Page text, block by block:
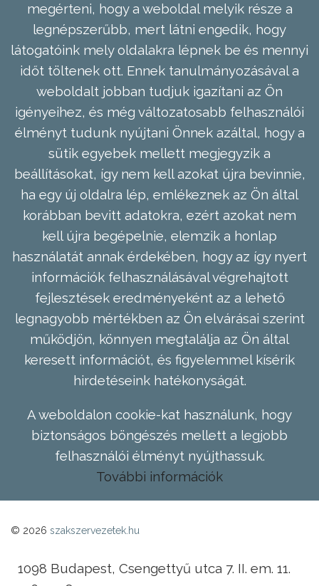
megérteni, hogy a weboldal melyik része a
legnépszerűbb, mert látni engedik, hogy
látogatóink mely oldalakra lépnek be és mennyi
időt töltenek ott. Ennek tanulmányozásával a
weboldalt jobban tudjuk igazítani az Ön
igényeihez, és még változatosabb felhasználói
élményt tudunk nyújtani Önnek azáltal, hogy a
sütik egyebek mellett megjegyzik a
beállításokat, így nem kell azokat újra bevinnie,
ha egy új oldalra lép, emlékeznek az Ön által
korábban bevitt adatokra, ezért azokat nem
kell újra begépelnie, elemzik a honlap
használatát annak érdekében, hogy az így nyert
információk felhasználásával végrehajtott
fejlesztések eredményeként az a lehető
legnagyobb mértékben az Ön elvárásai szerint
működjön, könnyen megtalálja az Ön által
keresett információt, és figyelemmel kísérik
hirdetéseink hatékonyságát.
A weboldalon cookie-kat használunk, hogy
biztonságos böngészés mellett a legjobb
felhasználói élményt nyújthassuk.
További információk
© 2026 szakszervezetek.hu
1098 Budapest, Csengettyű utca 7. II. em. 11.